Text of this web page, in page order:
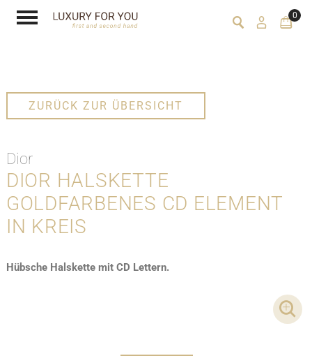
0
ZURÜCK ZUR ÜBERSICHT
Dior
DIOR HALSKETTE
GOLDFARBENES CD ELEMENT
IN KREIS
Hübsche Halskette mit CD Lettern.